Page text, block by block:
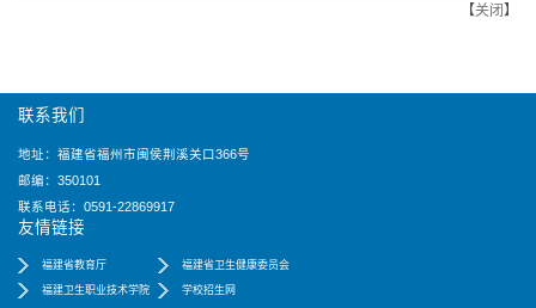
【关闭 】
联系我们
地址：福建省福州市闽侯荆溪关口366号
邮编：350101
联系电话：0591-22869917
友情链接
福建省教育厅 福建省卫生健康委员会
福建卫生职业技术学院 学校招生网